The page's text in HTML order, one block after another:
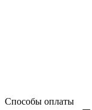
Способы оплаты